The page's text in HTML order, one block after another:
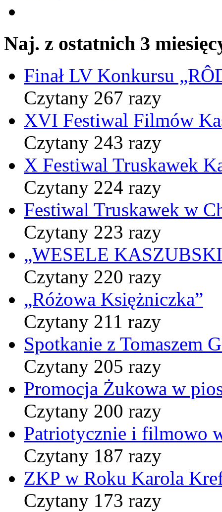
Naj. z ostatnich 3
Finał LV Konkursu
Czytany 267 razy
XVI Festiwal Filmów
Czytany 243 razy
X Festiwal Truskawek
Czytany 224 razy
Festiwal Truskawek w
Czytany 223 razy
„WESELE
Czytany 220 razy
„Różowa Księżniczka”
Czytany 211 razy
Spotkanie z Tomaszem
Czytany 205 razy
Promocja Żukowa w
Czytany 200 razy
Patriotycznie i filmowo
Czytany 187 razy
ZKP w Roku Karola
Czytany 173 razy